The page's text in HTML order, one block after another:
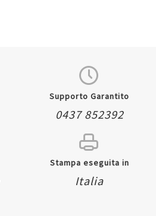
Supporto Garantito
0437 852392
Stampa eseguita in
Italia